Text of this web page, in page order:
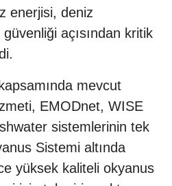
enerjisi, deniz
güvenliği açısından kritik
mevcut
EMODnet, WISE
sistemlerinin tek
Sistemi altında
yüksek kaliteli okyanus